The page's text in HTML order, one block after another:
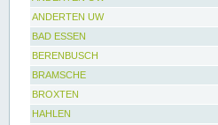
ANDERTEN UW
BAD ESSEN
BERENBUSCH
BRAMSCHE
BROXTEN
HAHLEN